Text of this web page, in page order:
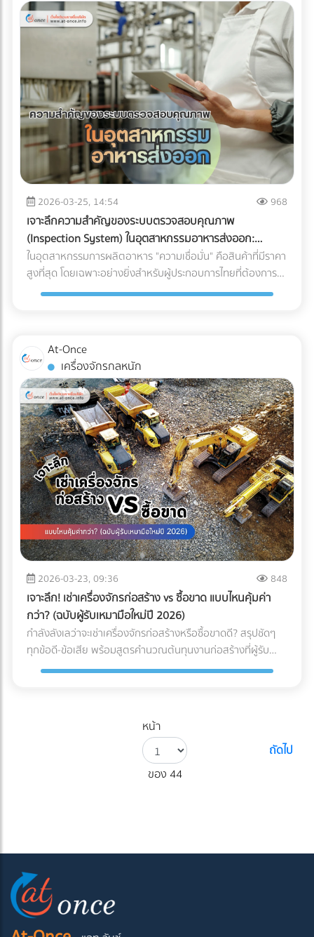
2026-03-25, 14:54 968
เจาะลึกความสำคัญของระบบตรวจสอบคุณภาพ
(Inspection System) ในอุตสาหกรรมอาหารส่งออก:
ปราการด่านสุดท้ายสู่ตลาดโลก
ในอุตสาหกรรมการผลิตอาหาร "ความเชื่อมั่น" คือสินค้าที่มีราคา
สูงที่สุด โดยเฉพาะอย่างยิ่งสำหรับผู้ประกอบการไทยที่ต้องการ
ส่งออกสินค้าไปยังตลาดต่างประเทศที่มีมาตรฐานเข้มงวดอย่าง
อัตโนมัติ หรือ Inspection System จึงไม่ใช่แค่เครื่องจักรในสาย
การผลิต แต่มันคือ "ผู้พิทักษ์แบรนด์" ที่ป้องกันความผิดพลาดที่
อาจทำลายธุรกิจได้ในชั่วข้ามคืน
At-Once
เครื่องจักรกลหนัก
2026-03-23, 09:36 848
เจาะลึก! เช่าเครื่องจักรก่อสร้าง vs ซื้อขาด แบบไหนคุ้มค่า
กว่า? (ฉบับผู้รับเหมามือใหม่ปี 2026)
กำลังลังเลว่าจะเช่าเครื่องจักรก่อสร้างหรือซื้อขาดดี? สรุปชัดๆ
ทุกข้อดี-ข้อเสีย พร้อมสูตรคำนวณต้นทุนงานก่อสร้างที่ผู้รับ
เหมามือใหม่ต้องรู้ก่อนตัดสินใจ!
หน้า
ของ 44
ถัดไป